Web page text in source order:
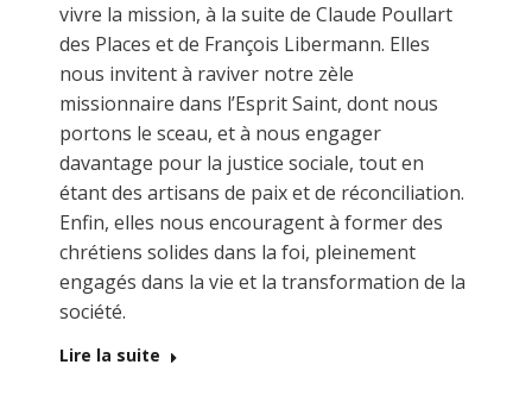
vivre la mission, à la suite de Claude Poullart
des Places et de François Libermann. Elles
nous invitent à raviver notre zèle
missionnaire dans l’Esprit Saint, dont nous
portons le sceau, et à nous engager
davantage pour la justice sociale, tout en
étant des artisans de paix et de réconciliation.
Enfin, elles nous encouragent à former des
chrétiens solides dans la foi, pleinement
engagés dans la vie et la transformation de la
société.
Lire la suite